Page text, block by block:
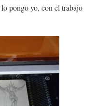
lo pongo yo, con el trabajo